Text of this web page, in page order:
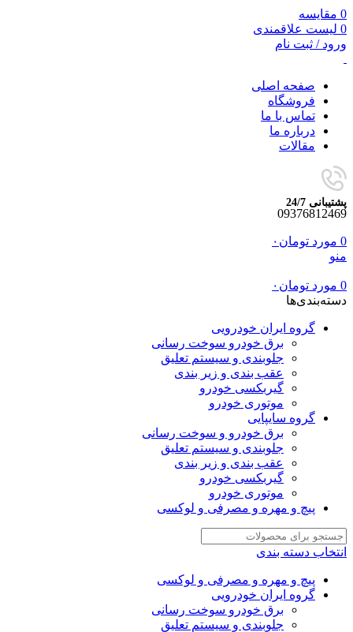
0 مقایسه
0 لیست علاقمندی
ورود / ثبت نام
صفحه اصلی
فروشگاه
تماس با ما
درباره ما
مقالات
پشتیبانی 24/7
09376812469
0 مورد تومان ۰
منو
0 مورد تومان ۰
دسته‌بندی‌ها
گروه ایران خودرویی
برق خودرو سوخت رسانی
جلوبندی و سیستم تعلیق
عقب بندی و زیر بندی
گیربکسی خودرو
موتوری خودرو
گروه سایپایی
برق خودرو و سوخت رسانی
جلوبندی و سیستم تعلیق
عقب بندی و زیر بندی
گیربکسی خودرو
موتوری خودرو
پیچ و مهره و مصرفی و لوکسی
انتخاب دسته بندی
پیچ و مهره و مصرفی و لوکسی
گروه ایران خودرویی
برق خودرو سوخت رسانی
جلوبندی و سیستم تعلیق